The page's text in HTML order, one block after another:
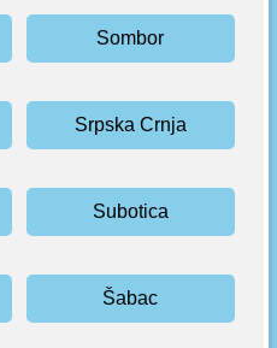
Sombor
Srpska Crnja
Subotica
Šabac